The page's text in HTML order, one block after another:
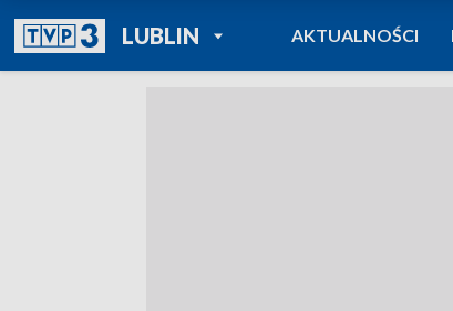
LUBLINPOWRÓT DO
TVP REGIONY
AKTUALNOŚCI